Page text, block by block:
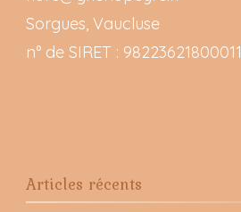
Sorgues, Vaucluse
n° de SIRET : 98223621800011
Articles récents